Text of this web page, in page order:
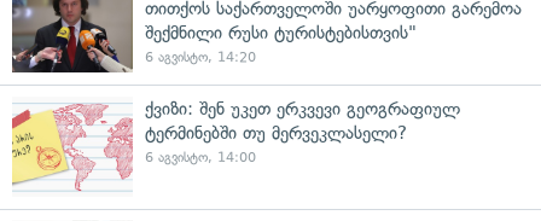
თითქოს საქართველოში უარყოფითი გარემოა
შექმნილი რუსი ტურისტებისთვის"
6 აგვისტო, 14:20
ქვიზი: შენ უკეთ ერკვევი გეოგრაფიულ
ტერმინებში თუ მერვეკლასელი?
6 აგვისტო, 14:00